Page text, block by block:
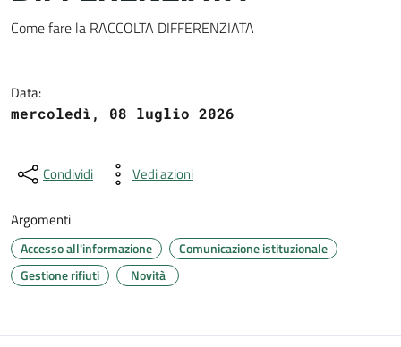
Dettagli del documento
Come fare la RACCOLTA DIFFERENZIATA
Data:
mercoledì, 08 luglio 2026
Condividi Vedi azioni
Argomenti
Accesso all'informazione
Comunicazione istituzionale
Gestione rifiuti
Novità